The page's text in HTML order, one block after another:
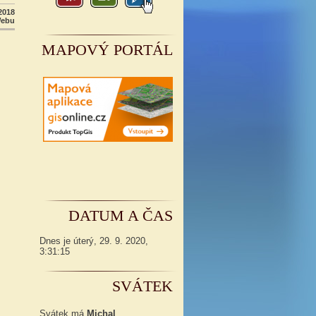
MAPOVÝ PORTÁL
DATUM A ČAS
Dnes je úterý, 29. 9. 2020,
3:31:16
SVÁTEK
Svátek má Michal